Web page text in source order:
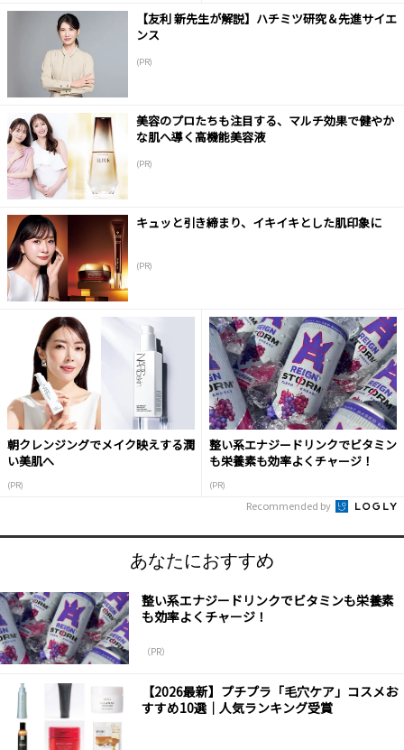
【友利 新先生が解説】ハチミツ研究＆先進サイエ
ンス
(PR)
美容のプロたちも注目する、マルチ効果で健やか
な肌へ導く高機能美容液
(PR)
キュッと引き締まり、イキイキとした肌印象に
(PR)
朝クレンジングでメイク映えする潤
い美肌へ
(PR)
整い系エナジードリンクでビタミン
も栄養素も効率よくチャージ！
(PR)
Recommended by
あなたにおすすめ
整い系エナジードリンクでビタミンも栄養素
も効率よくチャージ！
（PR）
【2026最新】プチプラ「毛穴ケア」コスメお
すすめ10選｜人気ランキング受賞